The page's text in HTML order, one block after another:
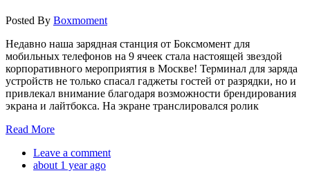
Posted By Boxmoment
Недавно наша зарядная станция от Боксмомент для
мобильных телефонов на 9 ячеек стала настоящей звездой
корпоративного мероприятия в Москве! Терминал для заряда
устройств не только спасал гаджеты гостей от разрядки, но и
привлекал внимание благодаря возможности брендирования
экрана и лайтбокса. На экране транслировался ролик
Read More
Leave a comment
about 1 year ago